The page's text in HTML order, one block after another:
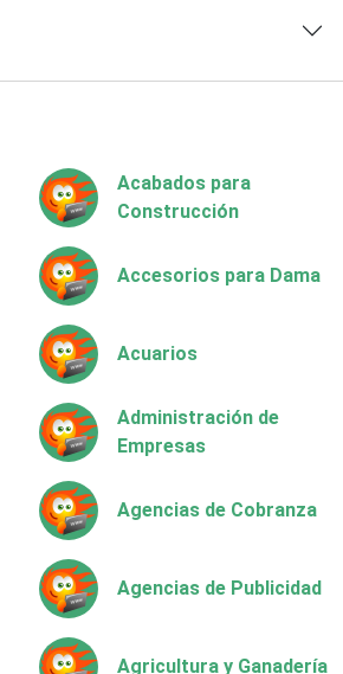
Acabados para
Construcción
Accesorios para Dama
Acuarios
Administración de
Empresas
Agencias de Cobranza
Agencias de Publicidad
Agricultura y Ganadería